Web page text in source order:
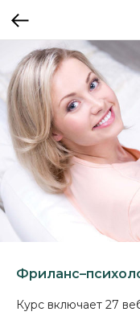
Курс включает 27